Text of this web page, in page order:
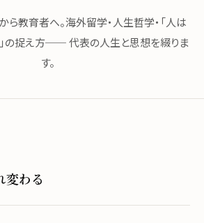
ら教育者へ。海外留学・人生哲学・「人は
の捉え方── 代表の人生と思想を綴りま
す。
変わる